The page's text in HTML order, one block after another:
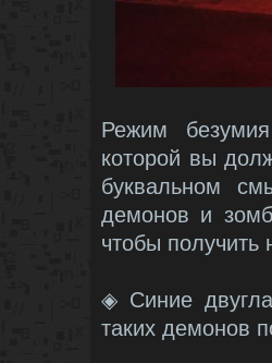
Режим
которой вы
буквальном
демонов и
чтобы
◈ Синие
таких демонов